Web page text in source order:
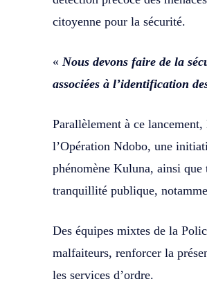
citoyenne pour la sécurité.
« Nous devons faire de la
associées à l’identification
Parallèlement à ce
l’Opération Ndobo, une
phénomène Kuluna, ainsi
tranquillité publique,
Des équipes mixtes de la
malfaiteurs, renforcer la
les services d’ordre.